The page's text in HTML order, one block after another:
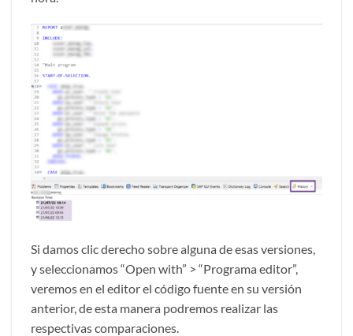
Si damos clic derecho sobre alguna de esas versiones,
y seleccionamos “Open with” > “Programa editor”,
veremos en el editor el código fuente en su versión
anterior, de esta manera podremos realizar las
respectivas comparaciones.